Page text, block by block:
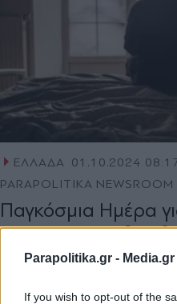
Parapolitika.gr - Media.gr
If you wish to opt-out of the
ΕΛΛΑΔΑ 01.10.2024
PARAPOLITIKA NEWSROOM
Παγκόσμια Ημέρα
Οι υπεραιωνόβιοι
1004% τα επόμενα